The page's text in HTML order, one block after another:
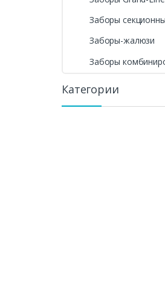
Заборы
Заборы-жалюзи
Заборы
Категории